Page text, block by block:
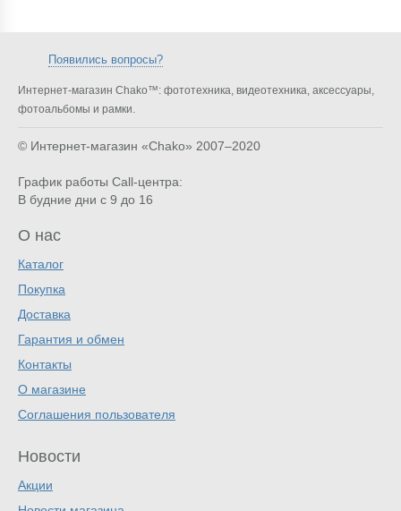
Появились вопросы?
Интернет-магазин Chako™: фототехника, видеотехника, аксессуары,
фотоальбомы и рамки.
© Интернет-магазин «Chako» 2007–2020
График работы Call-центра:
В будние дни с 9 до 16
О нас
Каталог
Покупка
Доставка
Гарантия и обмен
Контакты
О магазине
Соглашения пользователя
Новости
Акции